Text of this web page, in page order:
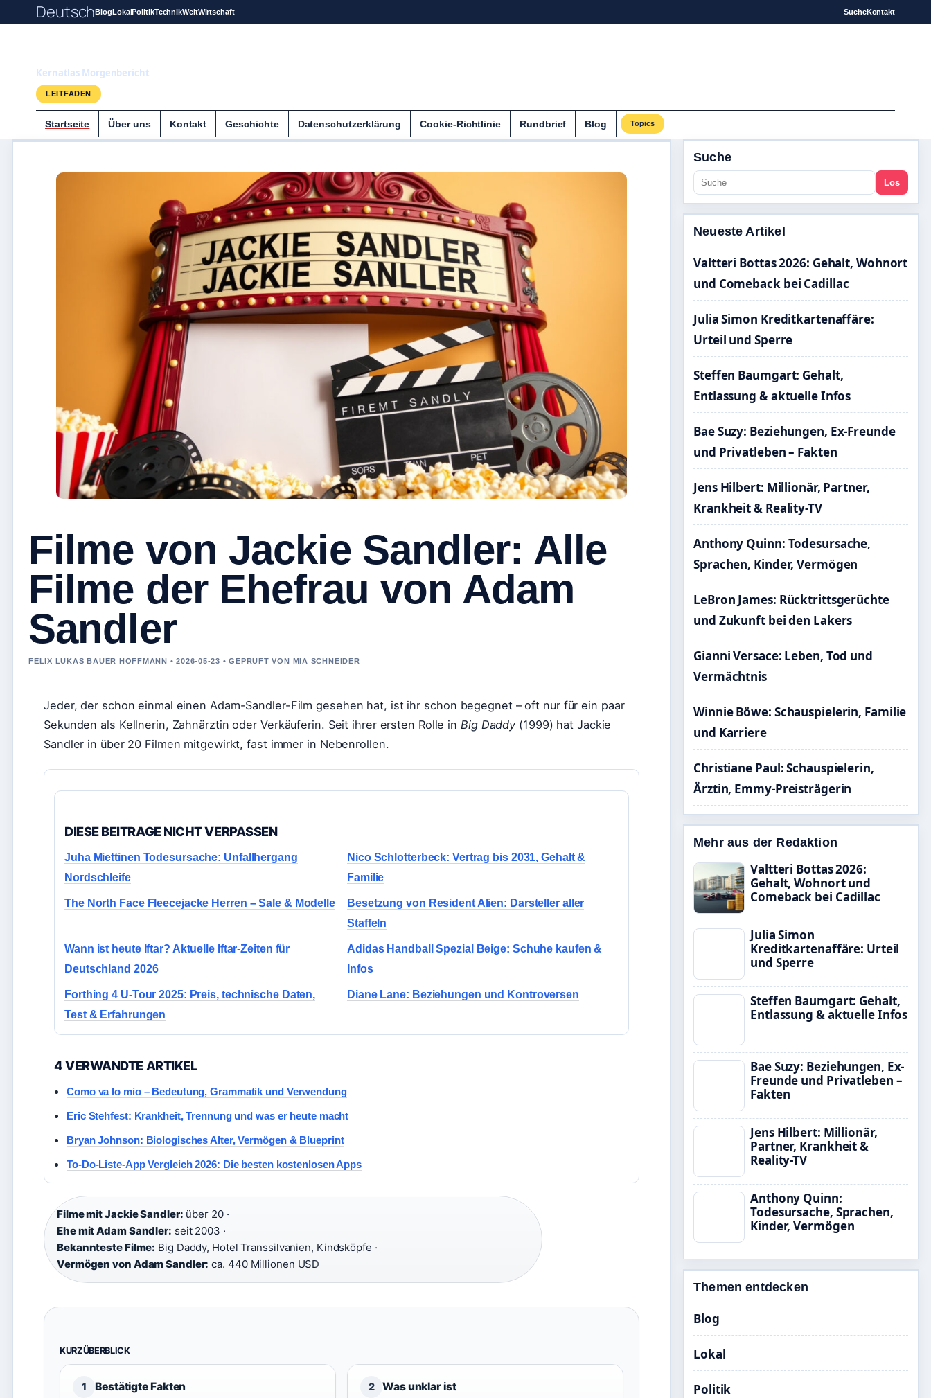
DeutschBlogLokalPolitikTechnikWeltWirtschaft SucheKontakt
Kernatlas Morgenbericht
LEITFADEN
Startseite Über uns Kontakt Geschichte Datenschutzerklärung Cookie-Richtlinie Rundbrief Blog Topics
Filme von Jackie Sandler: Alle
Filme der Ehefrau von Adam
Sandler
FELIX LUKAS BAUER HOFFMANN • 2026-05-23 • GEPRUFT VON MIA SCHNEIDER
Jeder, der schon einmal einen Adam-Sandler-Film gesehen hat, ist ihr schon begegnet – oft nur für ein paar
Sekunden als Kellnerin, Zahnärztin oder Verkäuferin. Seit ihrer ersten Rolle in Big Daddy (1999) hat Jackie
Sandler in über 20 Filmen mitgewirkt, fast immer in Nebenrollen.
DIESE BEITRAGE NICHT VERPASSEN
Juha Miettinen Todesursache: Unfallhergang
Nordschleife
Nico Schlotterbeck: Vertrag bis 2031, Gehalt &
Familie
The North Face Fleecejacke Herren – Sale & Modelle
Besetzung von Resident Alien: Darsteller aller
Staffeln
Wann ist heute Iftar? Aktuelle Iftar-Zeiten für
Deutschland 2026
Adidas Handball Spezial Beige: Schuhe kaufen &
Infos
Forthing 4 U-Tour 2025: Preis, technische Daten,
Test & Erfahrungen
Diane Lane: Beziehungen und Kontroversen
4 VERWANDTE ARTIKEL
Como va lo mio – Bedeutung, Grammatik und Verwendung
Eric Stehfest: Krankheit, Trennung und was er heute macht
Bryan Johnson: Biologisches Alter, Vermögen & Blueprint
To-Do-Liste-App Vergleich 2026: Die besten kostenlosen Apps
Filme mit Jackie Sandler: über 20 ·
Ehe mit Adam Sandler: seit 2003 ·
Bekannteste Filme: Big Daddy, Hotel Transsilvanien, Kindsköpfe ·
Vermögen von Adam Sandler: ca. 440 Millionen USD
KURZÜBERBLICK
1 Bestätigte Fakten 2 Was unklar ist
Suche
Los
Neueste Artikel
Valtteri Bottas 2026: Gehalt, Wohnort
und Comeback bei Cadillac
Julia Simon Kreditkartenaffäre:
Urteil und Sperre
Steffen Baumgart: Gehalt,
Entlassung & aktuelle Infos
Bae Suzy: Beziehungen, Ex-Freunde
und Privatleben – Fakten
Jens Hilbert: Millionär, Partner,
Krankheit & Reality-TV
Anthony Quinn: Todesursache,
Sprachen, Kinder, Vermögen
LeBron James: Rücktrittsgerüchte
und Zukunft bei den Lakers
Gianni Versace: Leben, Tod und
Vermächtnis
Winnie Böwe: Schauspielerin, Familie
und Karriere
Christiane Paul: Schauspielerin,
Ärztin, Emmy-Preisträgerin
Mehr aus der Redaktion
Valtteri Bottas 2026:
Gehalt, Wohnort und
Comeback bei Cadillac
Julia Simon
Kreditkartenaffäre: Urteil
und Sperre
Steffen Baumgart: Gehalt,
Entlassung & aktuelle Infos
Bae Suzy: Beziehungen, Ex-
Freunde und Privatleben –
Fakten
Jens Hilbert: Millionär,
Partner, Krankheit &
Reality-TV
Anthony Quinn:
Todesursache, Sprachen,
Kinder, Vermögen
Themen entdecken
Blog
Lokal
Politik